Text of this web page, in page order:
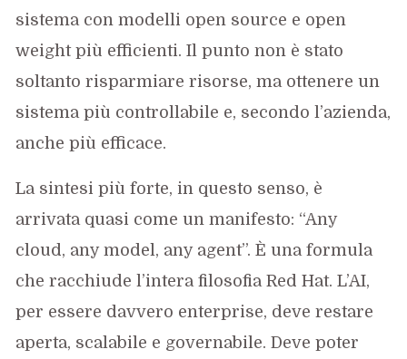
sistema con modelli open source e open
weight più efficienti. Il punto non è stato
soltanto risparmiare risorse, ma ottenere un
sistema più controllabile e, secondo l’azienda,
anche più efficace.
La sintesi più forte, in questo senso, è
arrivata quasi come un manifesto: “Any
cloud, any model, any agent”. È una formula
che racchiude l’intera filosofia Red Hat. L’AI,
per essere davvero enterprise, deve restare
aperta, scalabile e governabile. Deve poter